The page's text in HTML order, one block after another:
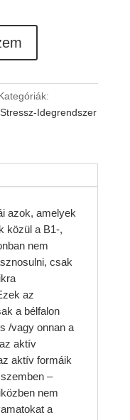
Stressz-Idegrendszer
azok, amelyek
közül a B1-,
nem
csak
az
a bélfalon
/vagy onnan a
aktív
aktív formáik
–
nem
a